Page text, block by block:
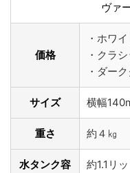
ヴァ
価格
・ホワ
・クラ
・ダー
サイズ 横幅
重さ 約４㎏
水タンク容
約1.1リ